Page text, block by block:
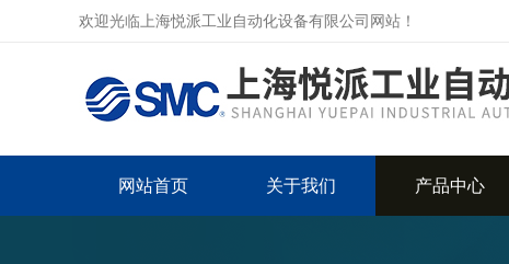
欢迎光临上海悦派工业自动化设备有限公司网站！
网站首页 关于我们 产品中心